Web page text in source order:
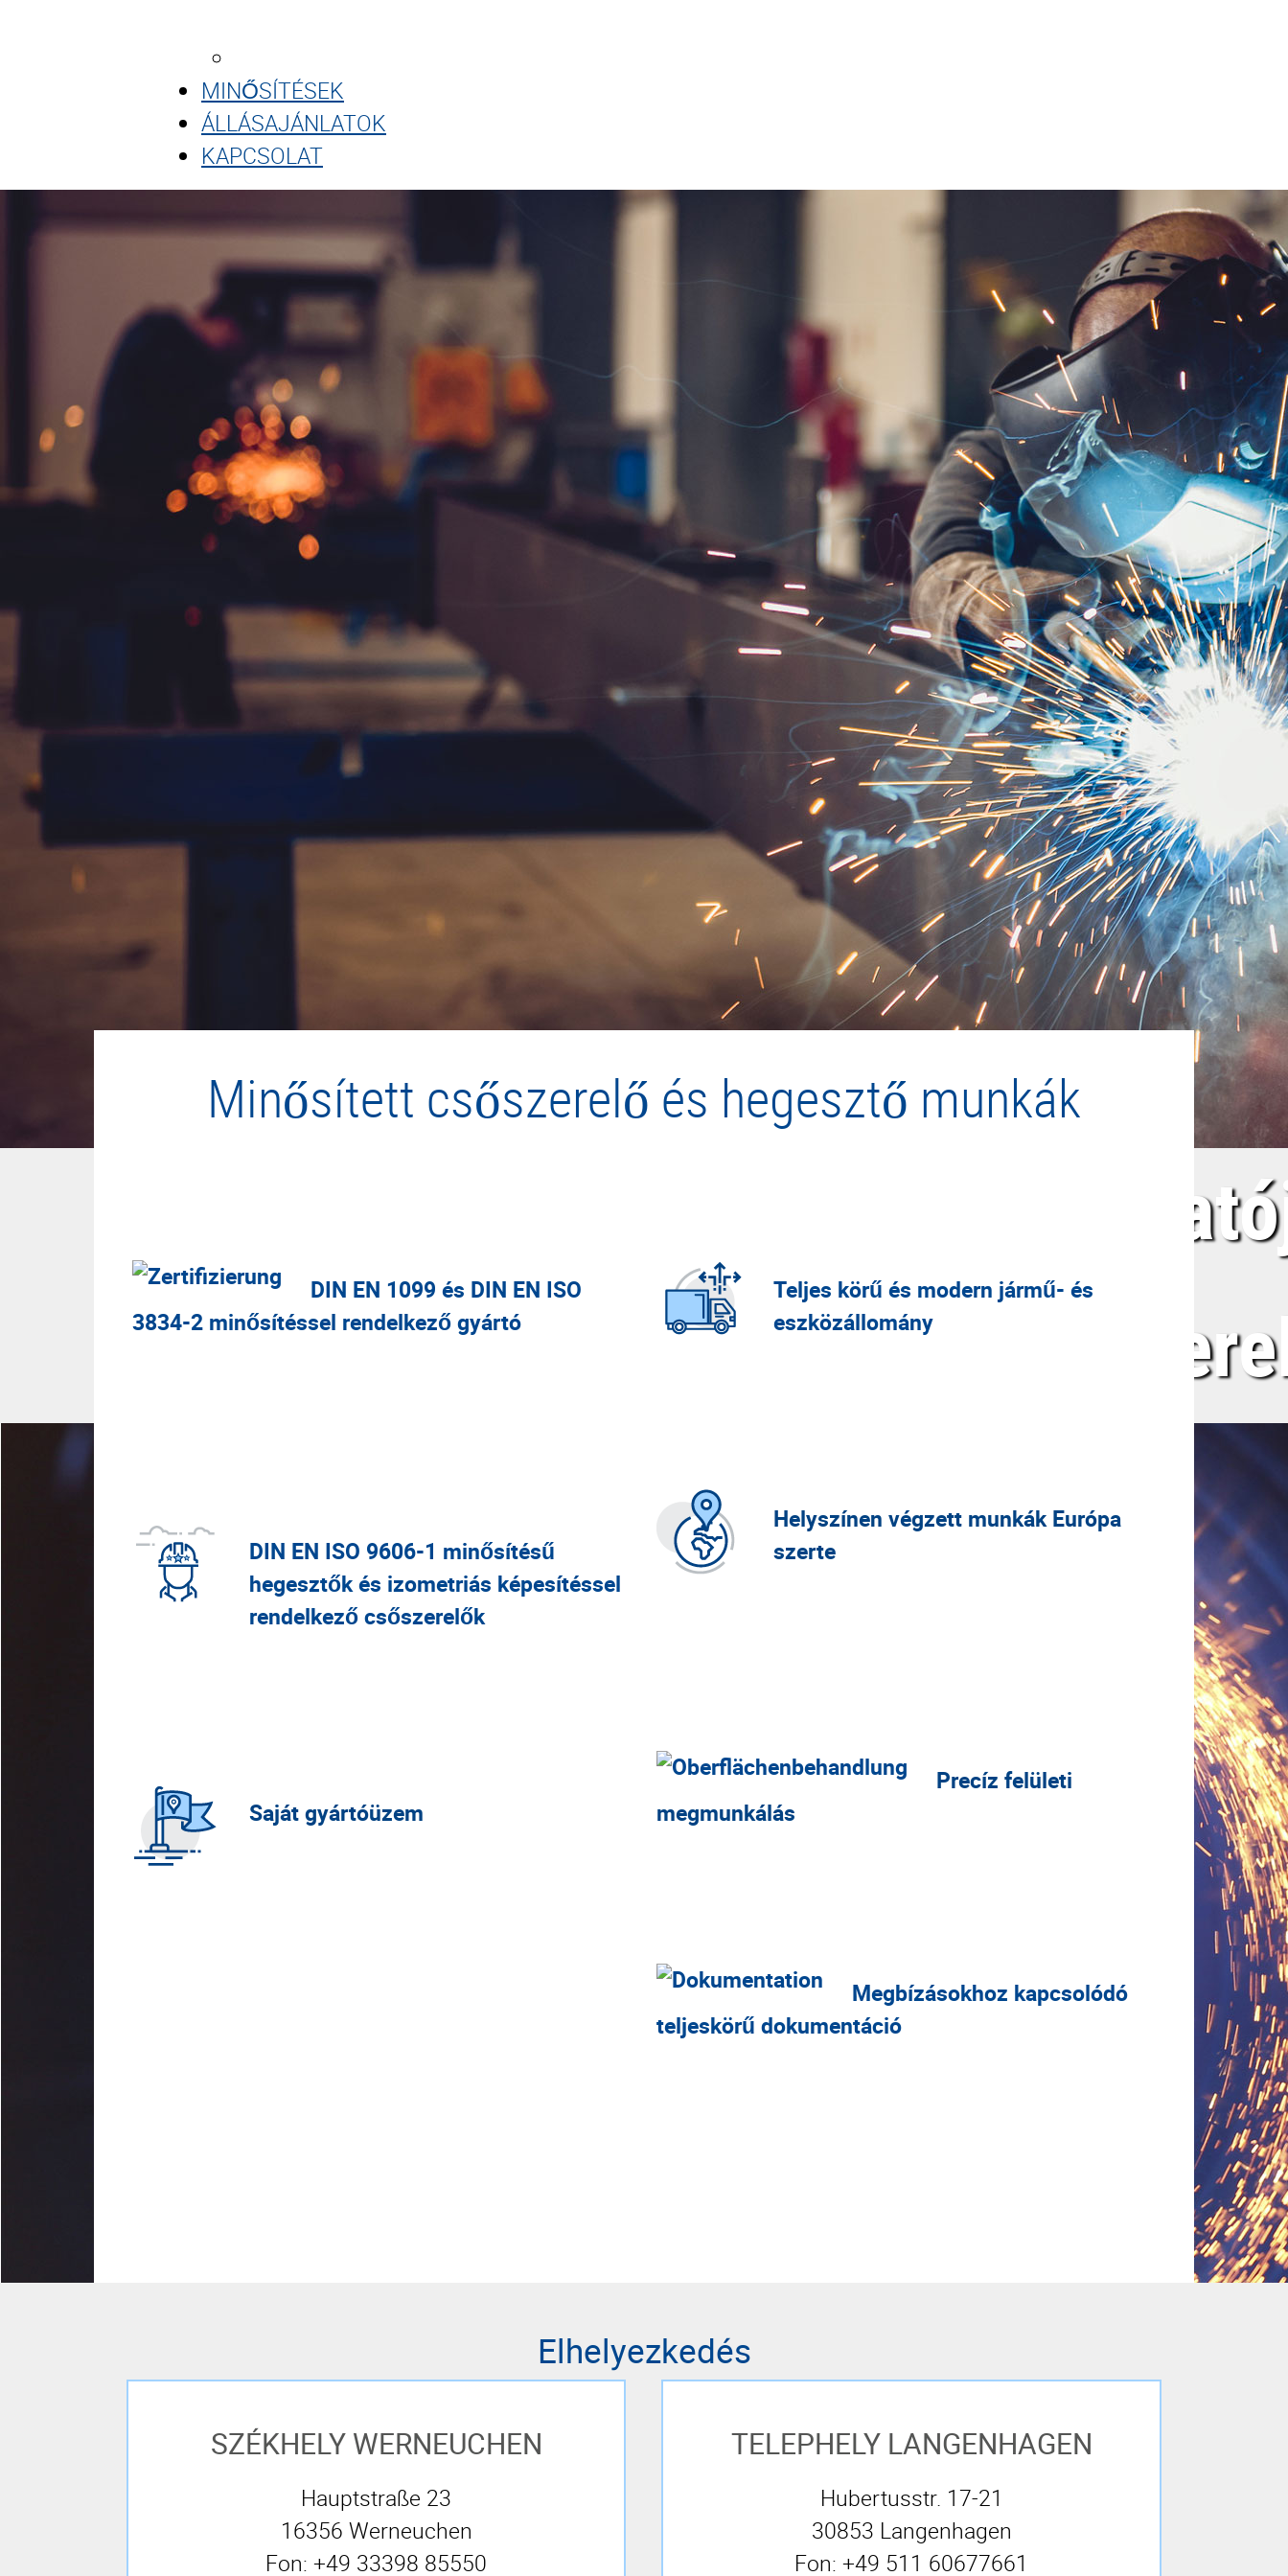
MINŐSÍTÉSEK
ÁLLÁSAJÁNLATOK
KAPCSOLAT
termelője és
Minősített hegesztő és
acélszerkezet gyártás Németország
Minősített csőszerelő és hegesztő munkák
DIN EN 1099 és DIN EN ISO
3834-2 minősítéssel rendelkező gyártó
DIN EN ISO 9606-1 minősítésű
hegesztők és izometriás képesítéssel
rendelkező csőszerelők
Saját gyártóüzem
Teljes körű és modern jármű- és
eszközállomány
Helyszínen végzett munkákEurópa
szerte
Precíz felületi
megmunkálás
Megbízásokhoz kapcsolódó
teljeskörű dokumentáció
Elhelyezkedés
SZÉKHELY WERNEUCHEN
Hauptstraße 23
16356 Werneuchen
Fon: +49 33398 85550
TELEPHELY LANGENHAGEN
Hubertusstr. 17-21
30853 Langenhagen
Fon: +49 511 60677661